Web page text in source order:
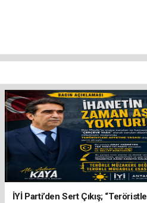
İYİ Parti’den Sert Çıkış; “Teröristle